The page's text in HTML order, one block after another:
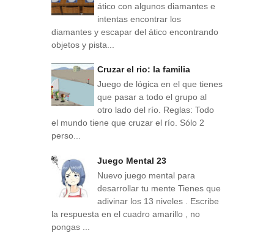
ático con algunos diamantes e
intentas encontrar los
diamantes y escapar del ático encontrando
objetos y pista...
Cruzar el rio: la familia
Juego de lógica en el que tienes
que pasar a todo el grupo al
otro lado del río. Reglas: Todo
el mundo tiene que cruzar el río. Sólo 2
perso...
Juego Mental 23
Nuevo juego mental para
desarrollar tu mente Tienes que
adivinar los 13 niveles . Escribe
la respuesta en el cuadro amarillo , no
pongas ...